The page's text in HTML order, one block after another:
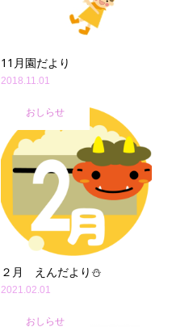
11月園だより
2018.11.01
おしらせ
２月 えんだより⛄
2021.02.01
おしらせ